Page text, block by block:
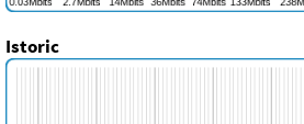
Istoric